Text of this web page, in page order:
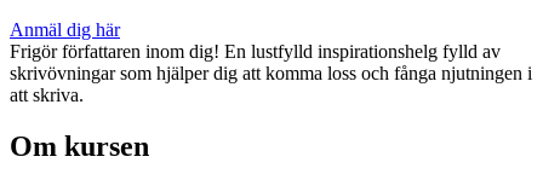
Anmäl dig här
Frigör författaren inom dig! En lustfylld inspirationshelg fylld av
skrivövningar som hjälper dig att komma loss och fånga njutningen i
att skriva.
Om kursen